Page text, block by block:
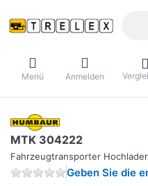
Menü Anmelden
MTK 304222
Fahrzeugtransporter
Geben Sie die